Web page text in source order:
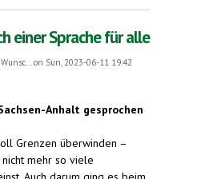
einer Sprache für alle
on Sun, 2023-06-11 19:42
Anhalt gesprochen
Grenzen überwinden –
mehr so viele